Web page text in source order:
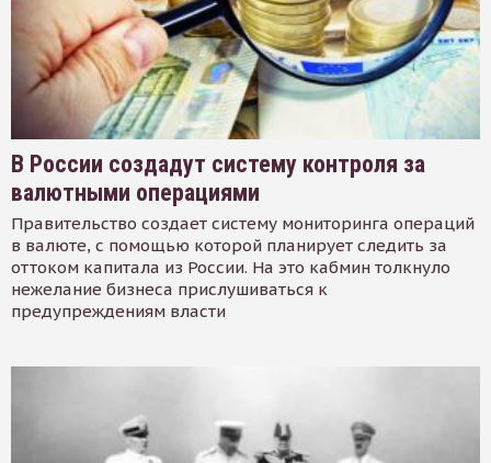
В России создадут систему контроля за
валютными операциями
Правительство создает систему мониторинга операций
в валюте, с помощью которой планирует следить за
оттоком капитала из России. На это кабмин толкнуло
нежелание бизнеса прислушиваться к
предупреждениям власти